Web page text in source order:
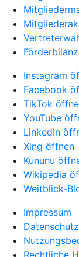
Förderbilanz
Instagram
Facebook
TikTok
YouTube
LinkedIn
Xing öffnen
Kununu
Wikipedia
Weitblick-
Impressum
Datenschutz
Rechtliche